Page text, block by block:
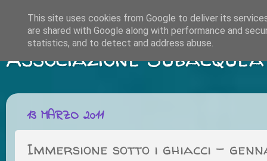
Associazione
13 MARZO 2011
Immersione sotto i ghiacci -
This site uses cookies from Google to deliver its
are shared with Google along with performance and
statistics, and to detect and address abuse.